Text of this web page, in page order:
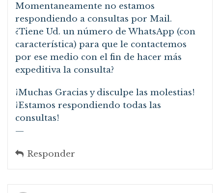
Momentaneamente no estamos
respondiendo a consultas por Mail.
¿Tiene Ud. un número de WhatsApp (con
característica) para que le contactemos
por ese medio con el fin de hacer más
expeditiva la consulta?
¡Muchas Gracias y disculpe las molestias!
¡Estamos respondiendo todas las
consultas!
—
Responder